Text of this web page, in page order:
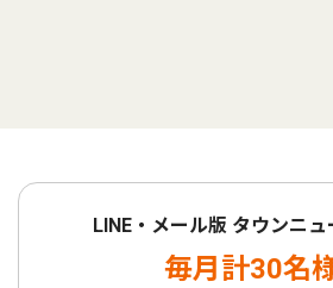
LINE・メール版 タウンニ
毎月計30名